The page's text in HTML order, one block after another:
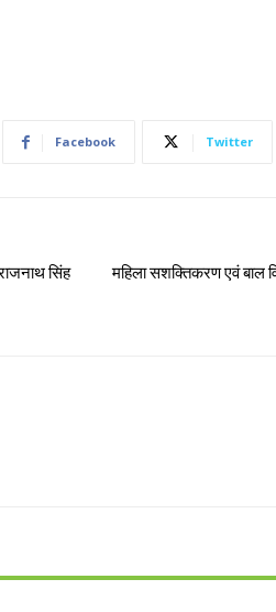
Facebook Twitter
सिंह
महिला सशक्तिकरण एवं बाल